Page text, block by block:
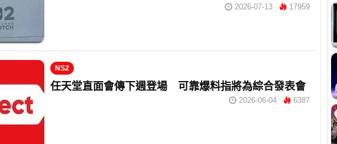
2026-07-13 17959
NS2
任天堂直面會傳下週登場 可靠爆料指將為綜合發表會
2026-06-04 6387